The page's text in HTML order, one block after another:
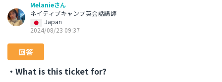
Melanieさん
ネイティブキャンプ英会話講師
Japan
2024/08/23 09:37
回答
・What is this ticket for?